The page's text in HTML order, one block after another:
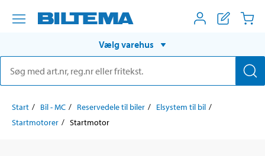
Vælg varehus
Start Bil - MC Reservedele til biler
Elsystem til bil
Startmotorer
Startmotor